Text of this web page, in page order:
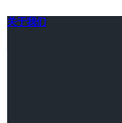
关于我们